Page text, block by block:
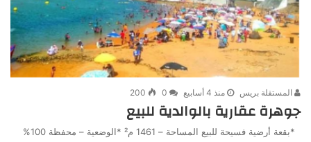
المستقلة بريس منذ 4 أسابيع 0
200
جوهرة عقارية بالوالدية للبيع
*بقعة أرضية فسيحة للبيع المساحة – 1461 م² *الوضعية – محفظة 100%